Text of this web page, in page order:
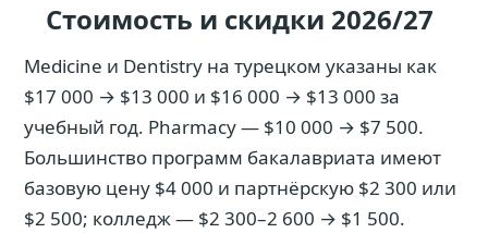
Стоимость и скидки 2026/27
Medicine и Dentistry на турецком указаны как
$17 000 → $13 000 и $16 000 → $13 000 за
учебный год. Pharmacy — $10 000 → $7 500.
Большинство программ бакалавриата имеют
базовую цену $4 000 и партнёрскую $2 300 или
$2 500; колледж — $2 300–2 600 → $1 500.